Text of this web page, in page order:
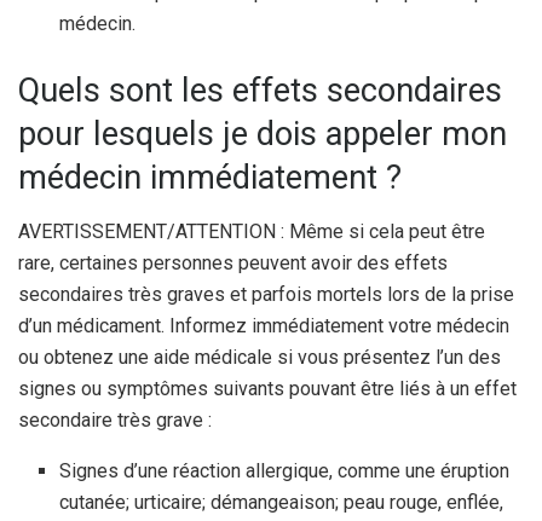
médecin.
Quels sont les effets secondaires
pour lesquels je dois appeler mon
médecin immédiatement ?
AVERTISSEMENT/ATTENTION : Même si cela peut être
rare, certaines personnes peuvent avoir des effets
secondaires très graves et parfois mortels lors de la prise
d’un médicament. Informez immédiatement votre médecin
ou obtenez une aide médicale si vous présentez l’un des
signes ou symptômes suivants pouvant être liés à un effet
secondaire très grave :
Signes d’une réaction allergique, comme une éruption
cutanée; urticaire; démangeaison; peau rouge, enflée,